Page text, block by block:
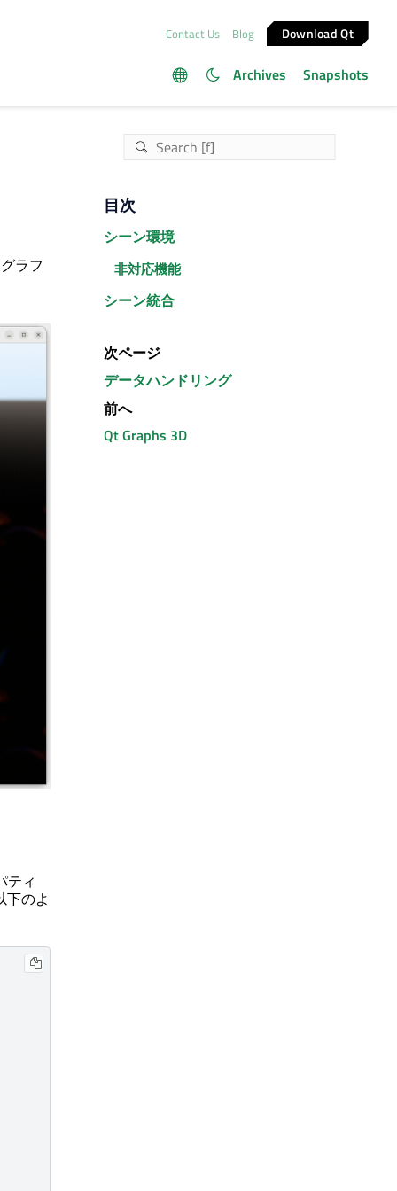
Contact Us Blog Download Qt
Archives Snapshots
ラフ
ティ
下のよ
目次
シーン環境
非対応機能
シーン統合
次ページ
データハンドリング
前へ
Qt Graphs 3D